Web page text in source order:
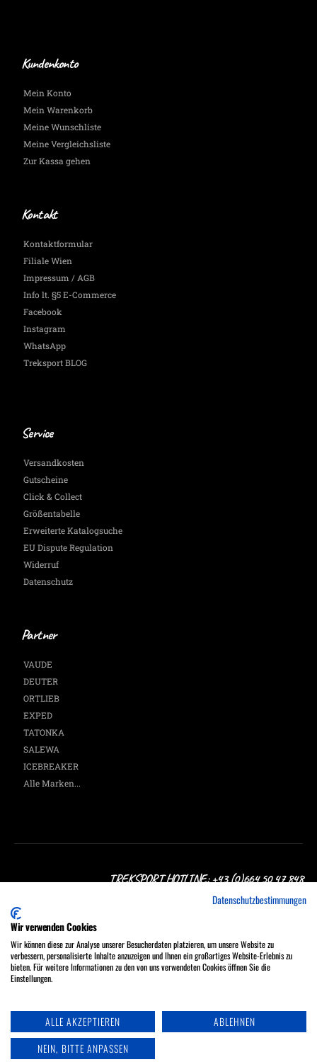
Laufenden.
Kundenkonto
Mein Konto
Mein Warenkorb
Meine Wunschliste
Meine Vergleichsliste
Zur Kassa gehen
Kontakt
Kontaktformular
Filiale Wien
Impressum / AGB
Info lt. §5 E-Commerce
Facebook
Instagram
WhatsApp
Treksport BLOG
Service
Versandkosten
Gutscheine
Click & Collect
Größentabelle
Erweiterte Katalogsuche
EU Dispute Regulation
Widerruf
Datenschutz
Partner
VAUDE
DEUTER
ORTLIEB
EXPED
TATONKA
SALEWA
ICEBREAKER
Alle Marken...
TREKSPORT HOTLINE: +43 (0)664 50 47 848
Treksport Outdoor Shop, A-1060 Wien, Stumpergasse 16
MO - FR 9:30 - 18:00, SA 9:30 - 17:00 Uhr
Tel.: +43 (0)664 50 47 848
Datenschutzbestimmungen
Wir verwenden Cookies
Wir können diese zur Analyse unserer Besucherdaten platzieren, um unsere Website zu
verbessern, personalisierte Inhalte anzuzeigen und Ihnen ein großartiges Website-Erlebnis zu
bieten. Für weitere Informationen zu den von uns verwendeten Cookies öffnen Sie die
Einstellungen.
ALLE AKZEPTIEREN
ABLEHNEN
NEIN, BITTE ANPASSEN